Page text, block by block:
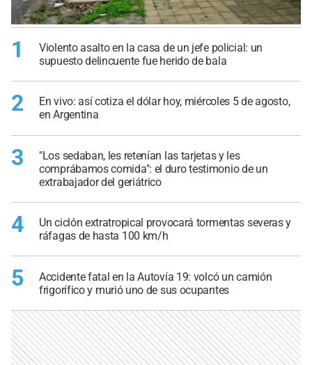
1
Violento asalto en la casa de un jefe policial: un
supuesto delincuente fue herido de bala
2
En vivo: así cotiza el dólar hoy, miércoles 5 de agosto,
en Argentina
3
"Los sedaban, les retenían las tarjetas y les
comprábamos comida": el duro testimonio de un
extrabajador del geriátrico
4
Un ciclón extratropical provocará tormentas severas y
ráfagas de hasta 100 km/h
5
Accidente fatal en la Autovía 19: volcó un camión
frigorífico y murió uno de sus ocupantes